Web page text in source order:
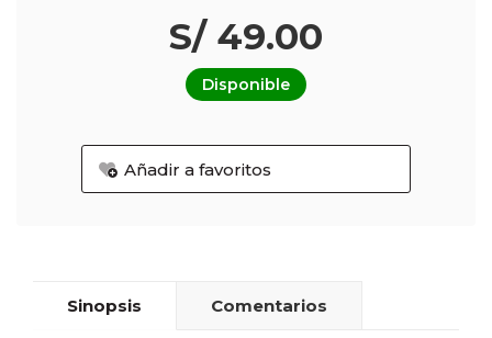
S/ 49.00
Disponible
Añadir a favoritos
Sinopsis Comentarios